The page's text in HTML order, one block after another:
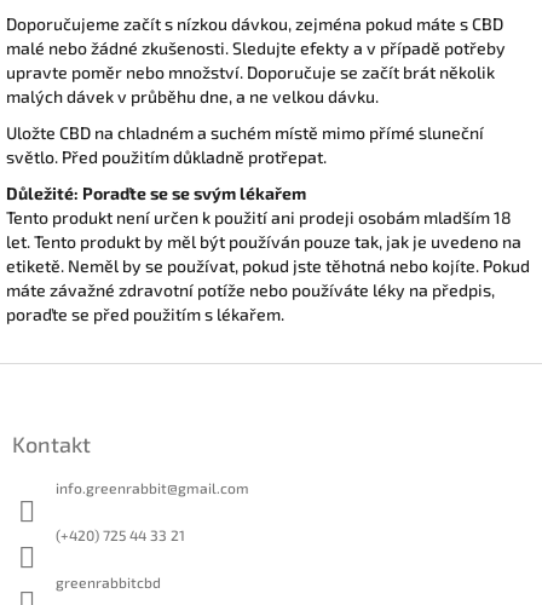
Doporučujeme začít s nízkou dávkou, zejména pokud máte s CBD
malé nebo žádné zkušenosti. Sledujte efekty a v případě potřeby
upravte poměr nebo množství. Doporučuje se začít brát několik
malých dávek v průběhu dne, a ne velkou dávku.
Uložte CBD na chladném a suchém místě mimo přímé sluneční
světlo. Před použitím důkladně protřepat.
Důležité: Poraďte se se svým lékařem
Tento produkt není určen k použití ani prodeji osobám mladším 18
let. Tento produkt by měl být používán pouze tak, jak je uvedeno na
etiketě. Neměl by se používat, pokud jste těhotná nebo kojíte. Pokud
máte závažné zdravotní potíže nebo používáte léky na předpis,
poraďte se před použitím s lékařem.
Kontakt
info.greenrabbit@gmail.com
(+420) 725 44 33 21
greenrabbitcbd